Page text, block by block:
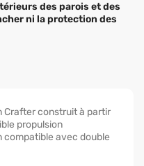
des parois et des
ni la protection des
Crafter construit à partir
propulsion
compatible avec double